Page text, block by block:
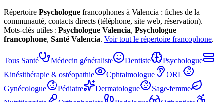
Répertoire Psychologue francophones à Valencia : fiches de la
communauté, contacts directs (téléphone, site web, réservation).
Mots-clés utiles : Psychologue Valencia, Psychologue
francophone, Santé Valencia. Voir tout le répertoire francophone.
Tous Santé Médecin généraliste Dentiste
Psychologue
Kinésithérapie & ostéopathie
Ophtalmologue
ORL
Gynécologue
Pédiatre Dermatologue
Sage-femme